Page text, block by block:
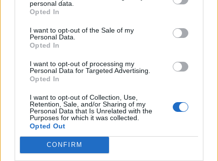
personal data.
Opted In
I want to opt-out of the Sale of my
Personal Data.
Opted In
I want to opt-out of processing my
Personal Data for Targeted Advertising.
Opted In
I want to opt-out of Collection, Use,
Retention, Sale, and/or Sharing of my
Personal Data that Is Unrelated with the
Purposes for which it was collected.
Opted Out
CONFIRM
chat ? Voici ce que cela peut révéler
Catégorie : Psycho